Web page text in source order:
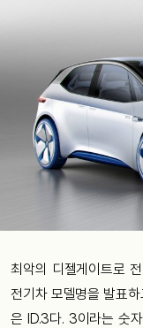
최악의 디젤게이트로
전기차 모델명을 발표
은 ID.3다. 3이라는 숫